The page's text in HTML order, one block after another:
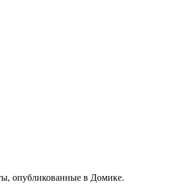
опубликованные в Домике.